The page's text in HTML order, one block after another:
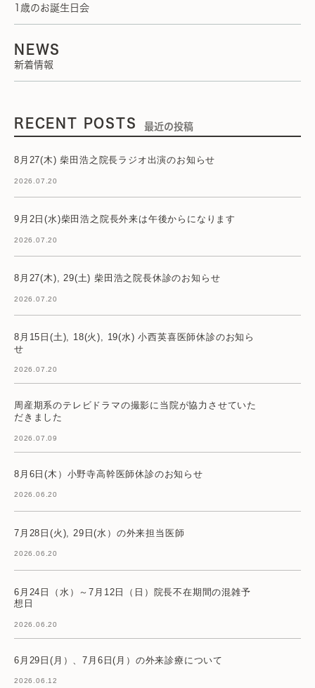
1歳のお誕生日会
NEWS
新着情報
RECENT POSTS 最近の投稿
8月27(木) 柴田浩之院長ラジオ出演のお知らせ
2026.07.20
9月2日(水)柴田浩之院長外来は午後からになります
2026.07.20
8月27(木), 29(土) 柴田浩之院長休診のお知らせ
2026.07.20
8月15日(土), 18(火), 19(水) 小西英喜医師休診のお知ら
せ
2026.07.20
周産期系のテレビドラマの撮影に当院が協力させていた
だきました
2026.07.09
8月6日(木）小野寺高幹医師休診のお知らせ
2026.06.20
7月28日(火), 29日(水）の外来担当医師
2026.06.20
6月24日（水）～7月12日（日）院長不在期間の混雑予
想日
2026.06.20
6月29日(月）、7月6日(月）の外来診療について
2026.06.12